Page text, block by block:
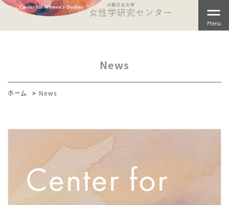
Menu
News
ホーム News